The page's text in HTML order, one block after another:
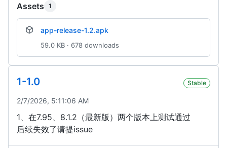
Assets 1
app-release-1.2.apk
59.0 KB · 678 downloads
1-1.0 Stable
2/7/2026, 5:11:06 AM
1、在7.95、8.1.2（最新版）两个版本上测试通过
后续失效了请提issue